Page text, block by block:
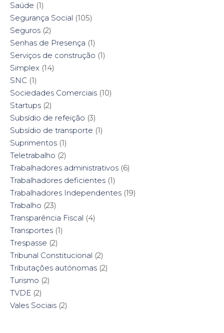
Saúde (1)
Segurança Social (105)
Seguros (2)
Senhas de Presença (1)
Serviços de construção (1)
Simplex (14)
SNC (1)
Sociedades Comerciais (10)
Startups (2)
Subsídio de refeição (3)
Subsídio de transporte (1)
Suprimentos (1)
Teletrabalho (2)
Trabalhadores administrativos (6)
Trabalhadores deficientes (1)
Trabalhadores Independentes (19)
Trabalho (23)
Transparência Fiscal (4)
Transportes (1)
Trespasse (2)
Tribunal Constitucional (2)
Tributações autónomas (2)
Turismo (2)
TVDE (2)
Vales Sociais (2)